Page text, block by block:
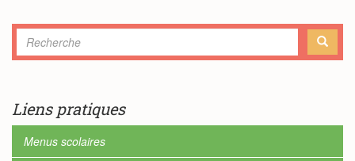
Formulaire
de
Liens pratiques
Menus scolaires